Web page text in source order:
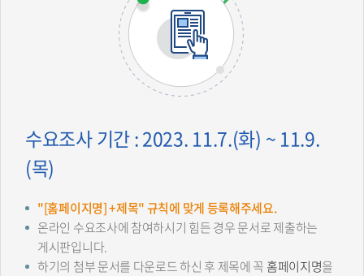
수요조사 기간 : 2023. 11.7.(화) ~ 11.9.
(목)
"[홈페이지명] +제목" 규칙에 맞게 등록해주세요.
온라인 수요조사에 참여하시기 힘든 경우 문서로 제출하는
게시판입니다.
하기의 첨부 문서를 다운로드 하신 후 제목에 꼭 홈페이지명을